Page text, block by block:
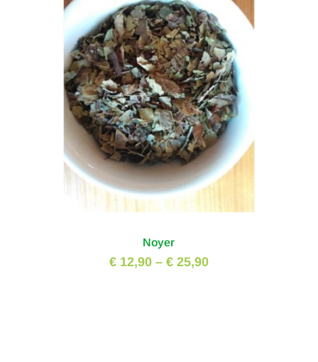
Noyer
€ 12,90– € 25,90